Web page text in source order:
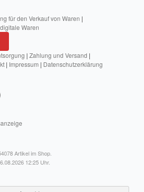
für den Verkauf von Waren |
Waren
| Zahlung und Versand |
| Impressum | Datenschutzerklärung
Artikel im Shop.
12:25 Uhr.